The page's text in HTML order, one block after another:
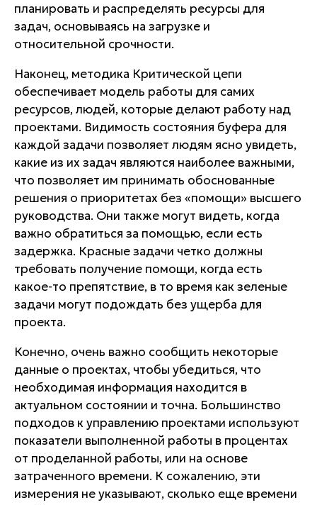
планировать и распределять ресурсы для
задач, основываясь на загрузке и
относительной срочности.
Наконец, методика Критической цепи
обеспечивает модель работы для самих
ресурсов, людей, которые делают работу над
проектами. Видимость состояния буфера для
каждой задачи позволяет людям ясно увидеть,
какие из их задач являются наиболее важными,
что позволяет им принимать обоснованные
решения о приоритетах без «помощи» высшего
руководства. Они также могут видеть, когда
важно обратиться за помощью, если есть
задержка. Красные задачи четко должны
требовать получение помощи, когда есть
какое-то препятствие, в то время как зеленые
задачи могут подождать без ущерба для
проекта.
Конечно, очень важно сообщить некоторые
данные о проектах, чтобы убедиться, что
необходимая информация находится в
актуальном состоянии и точна. Большинство
подходов к управлению проектами используют
показатели выполненной работы в процентах
от проделанной работы, или на основе
затраченного времени. К сожалению, эти
измерения не указывают, сколько еще времени